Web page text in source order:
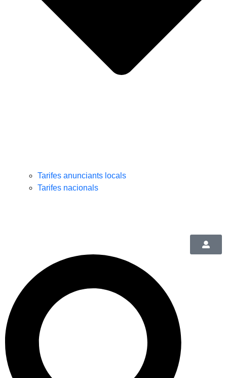
Tarifes anunciants locals
Tarifes nacionals